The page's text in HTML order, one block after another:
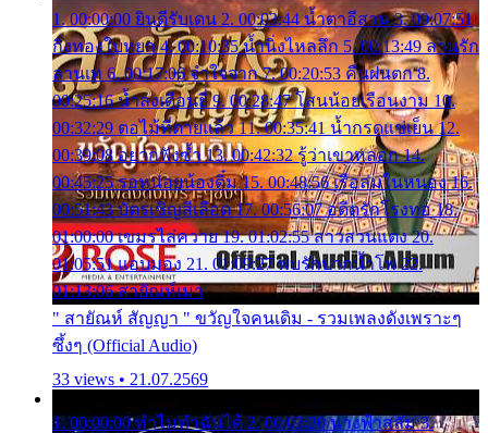
1. 00:00:00 ยินดีรับเดน 2. 00:03:44 น้ำตาอีสาน 3. 00:07:51
กิ่งทองใบหยก 4. 00:10:35 น้ำนิ่งไหลลึก 5. 00:13:49 ลานรัก
ลานเท 6. 00:17:06 จำใจจาก 7. 00:20:53 คืนฝนตก 8.
00:25:16 น้ำลงเดือนยี่ 9. 00:28:47 โสนน้อยเรือนงาม 10.
00:32:29 ตอไม้ที่ตายแล้ว 11. 00:35:41 น้ำกรดแช่เย็น 12.
00:39:08 อยากฟังซ้ำ 13. 00:42:32 รู้ว่าเขาหลอก 14.
00:45:25 รอหน่อยน้องติ๋ม 15. 00:48:56 เรือล่มในหนอง 16.
00:51:43 บัตรเชิญสีเลือด 17. 00:56:07 อดีตรักโรงทอ 18.
01:00:00 เขมรไล่ควาย 19. 01:02:55 สาวสวนแตง 20.
01:05:51 แอบมอง 21. 01:09:27 พบรักปากน้ำโพ 22.
01:13:06 สายัณห์เมา
" สายัณห์ สัญญา " ขวัญใจคนเดิม - รวมเพลงดังเพราะๆ
ซึ้งๆ (Official Audio)
33 views • 21.07.2569
1. 00:00:00 ทำไมทำฉันได้ 2. 00:03:20 นางฟ้าสลัม 3.